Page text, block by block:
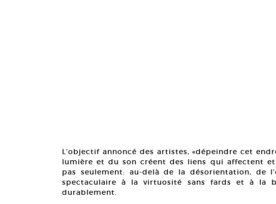
L’objectif annoncé des artistes, «dépeindre cet
lumière et du son créent des liens qui affectent
pas seulement: au-delà de la désorientation, de
spectaculaire à la virtuosité sans fards et à la
durablement.